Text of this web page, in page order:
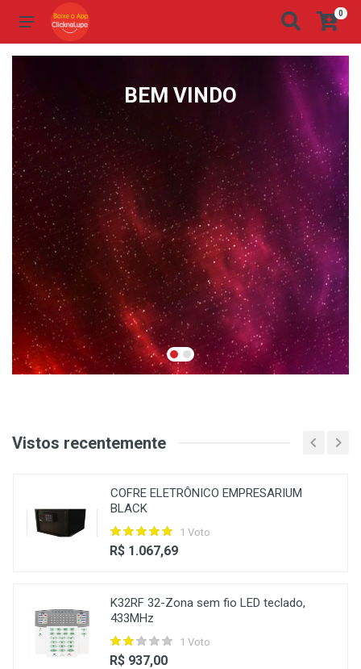
0
BEM VINDO
Vistos recentemente
COFRE ELETRÔNICO EMPRESARIUM
BLACK
1 Voto
R$ 1.067,69
K32RF 32-Zona sem fio LED teclado,
433MHz
1 Voto
R$ 937,00